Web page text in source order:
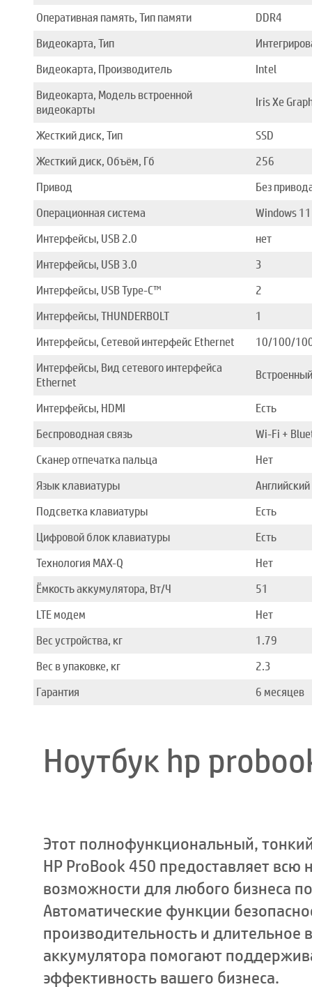
Оперативная память, Тип памяти
DDR4
Видеокарта, Тип
Видеокарта, Производитель
Intel
Видеокарта, Модель встроенной
видеокарты
Iris Xe
Жесткий диск, Тип
SSD
Жесткий диск, Объём, Гб
256
Привод
Без
Операционная система
Windows
Интерфейсы, USB 2.0
нет
Интерфейсы, USB 3.0
3
Интерфейсы, USB Type-C™
2
Интерфейсы, THUNDERBOLT
1
Интерфейсы, Сетевой интерфейс Ethernet
10/100/
Интерфейсы, Вид сетевого интерфейса
Ethernet
Встроенный
Интерфейсы, HDMI
Есть
Беспроводная связь
Wi-Fi +
Сканер отпечатка пальца
Нет
Язык клавиатуры
Английский
Подсветка клавиатуры
Есть
Цифровой блок клавиатуры
Есть
Технология MAX-Q
Нет
Ёмкость аккумулятора, Вт/Ч
51
LTE модем
Нет
Вес устройства, кг
1.79
Вес в упаковке, кг
2.3
Гарантия
6 месяцев
Ноутбук hp
Этот полнофункциональный,
HP ProBook 450 предоставляет
возможности для любого бизнеса
Автоматические функции
производительность и длительное
аккумулятора помогают
эффективность вашего бизнеса.